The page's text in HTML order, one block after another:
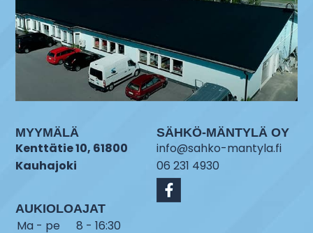
MYYMÄLÄ
Kenttätie 10, 61800
Kauhajoki
AUKIOLOAJAT
Ma - pe 8 - 16:30
SÄHKÖ-MÄNTYLÄ OY
info@sahko-mantyla.fi
06 231 4930